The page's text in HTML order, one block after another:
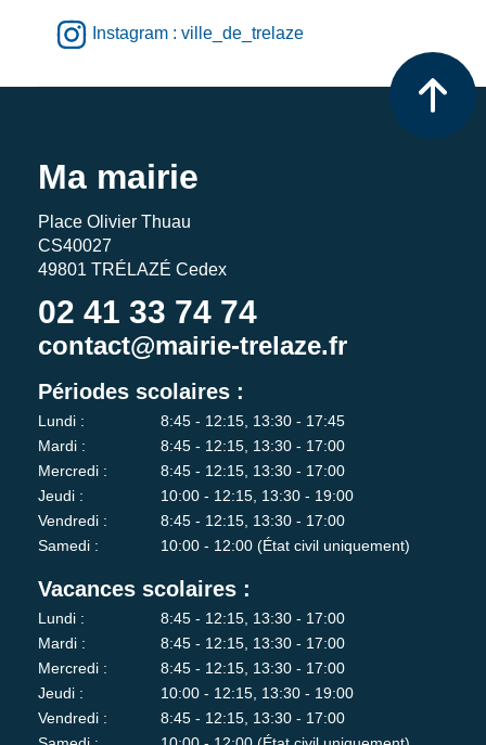
Instagram : ville_de_trelaze
Ma mairie
Place Olivier Thuau
CS40027
49801 TRÉLAZÉ Cedex
02 41 33 74 74
contact@mairie-trelaze.fr
Périodes scolaires :
Lundi :
8:45 - 12:15, 13:30 - 17:45
Mardi :
8:45 - 12:15, 13:30 - 17:00
Mercredi :
8:45 - 12:15, 13:30 - 17:00
Jeudi :
10:00 - 12:15, 13:30 - 19:00
Vendredi :
8:45 - 12:15, 13:30 - 17:00
Samedi :
10:00 - 12:00 (État civil uniquement)
Vacances scolaires :
Lundi :
8:45 - 12:15, 13:30 - 17:00
Mardi :
8:45 - 12:15, 13:30 - 17:00
Mercredi :
8:45 - 12:15, 13:30 - 17:00
Jeudi :
10:00 - 12:15, 13:30 - 19:00
Vendredi :
8:45 - 12:15, 13:30 - 17:00